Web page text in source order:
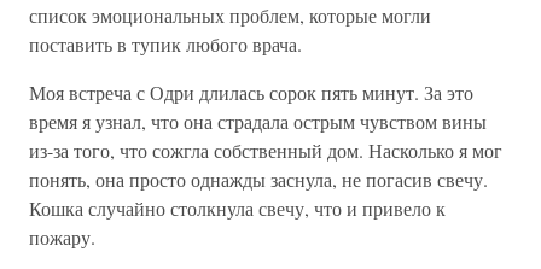
список эмоциональных проблем, которые могли
поставить в тупик любого врача.
Моя встреча с Одри длилась сорок пять минут. За это
время я узнал, что она страдала острым чувством вины
из-за того, что сожгла собственный дом. Насколько я мог
понять, она просто однажды заснула, не погасив свечу.
Кошка случайно столкнула свечу, что и привело к
пожару.